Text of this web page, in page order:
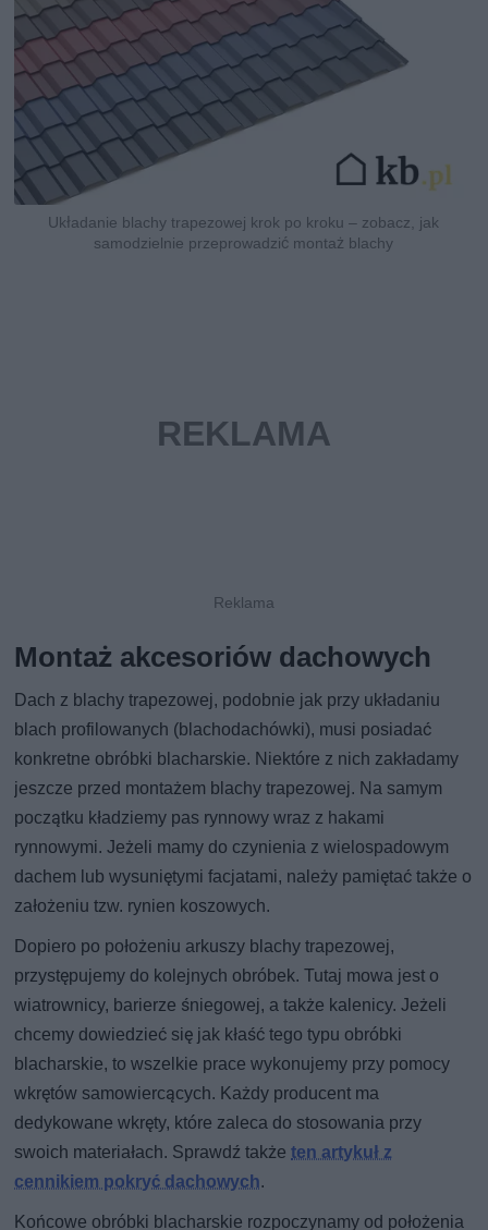
Układanie blachy trapezowej krok po kroku – zobacz, jak
samodzielnie przeprowadzić montaż blachy
Montaż akcesoriów dachowych
Dach z blachy trapezowej, podobnie jak przy układaniu
blach profilowanych (blachodachówki), musi posiadać
konkretne obróbki blacharskie. Niektóre z nich zakładamy
jeszcze przed montażem blachy trapezowej. Na samym
początku kładziemy pas rynnowy wraz z hakami
rynnowymi. Jeżeli mamy do czynienia z wielospadowym
dachem lub wysuniętymi facjatami, należy pamiętać także o
założeniu tzw. rynien koszowych.
Dopiero po położeniu arkuszy blachy trapezowej,
przystępujemy do kolejnych obróbek. Tutaj mowa jest o
wiatrownicy, barierze śniegowej, a także kalenicy. Jeżeli
chcemy dowiedzieć się jak kłaść tego typu obróbki
blacharskie, to wszelkie prace wykonujemy przy pomocy
wkrętów samowiercących. Każdy producent ma
dedykowane wkręty, które zaleca do stosowania przy
swoich materiałach. Sprawdź takżeten artykuł z
cennikiem pokryć dachowych.
Końcowe obróbki blacharskie rozpoczynamy od położenia